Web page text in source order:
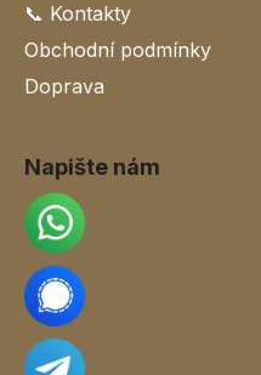
📞 Kontakty
Obchodní podmínky
Doprava
Napište nám